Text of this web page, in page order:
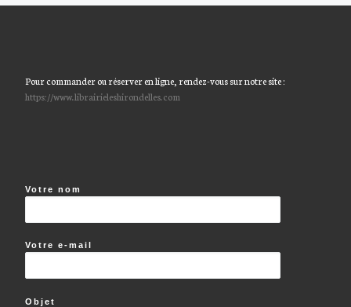
Pour commander ou réserver en ligne, rendez-vous sur notre site :
https://www.librairieleshirondelles.com
Votre nom
Votre e-mail
Objet